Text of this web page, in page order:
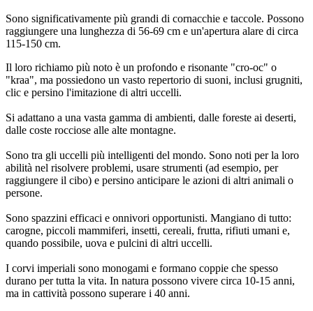
Sono significativamente più grandi di cornacchie e taccole. Possono
raggiungere una lunghezza di 56-69 cm e un'apertura alare di circa
115-150 cm.
Il loro richiamo più noto è un profondo e risonante "cro-oc" o
"kraa", ma possiedono un vasto repertorio di suoni, inclusi grugniti,
clic e persino l'imitazione di altri uccelli.
Si adattano a una vasta gamma di ambienti, dalle foreste ai deserti,
dalle coste rocciose alle alte montagne.
Sono tra gli uccelli più intelligenti del mondo. Sono noti per la loro
abilità nel risolvere problemi, usare strumenti (ad esempio, per
raggiungere il cibo) e persino anticipare le azioni di altri animali o
persone.
Sono spazzini efficaci e onnivori opportunisti. Mangiano di tutto:
carogne, piccoli mammiferi, insetti, cereali, frutta, rifiuti umani e,
quando possibile, uova e pulcini di altri uccelli.
I corvi imperiali sono monogami e formano coppie che spesso
durano per tutta la vita. In natura possono vivere circa 10-15 anni,
ma in cattività possono superare i 40 anni.